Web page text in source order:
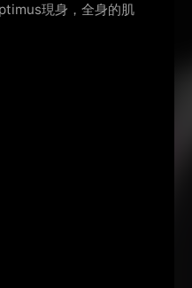
現身，全身的肌